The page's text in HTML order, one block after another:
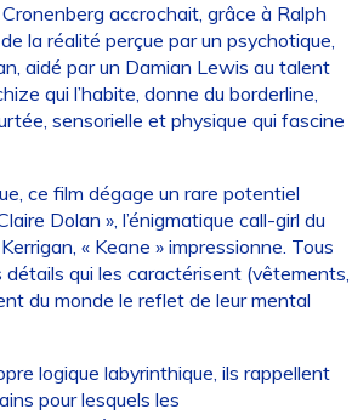
accrochait, grâce à Ralph
la réalité perçue par un psychotique,
aidé par un Damian Lewis au talent
qui l’habite, donne du borderline,
sensorielle et physique qui fascine
ce film dégage un rare potentiel
Dolan », l’énigmatique call-girl du
« Keane » impressionne. Tous
détails qui les caractérisent (vêtements,
du monde le reflet de leur mental
logique labyrinthique, ils rappellent
pour lesquels les